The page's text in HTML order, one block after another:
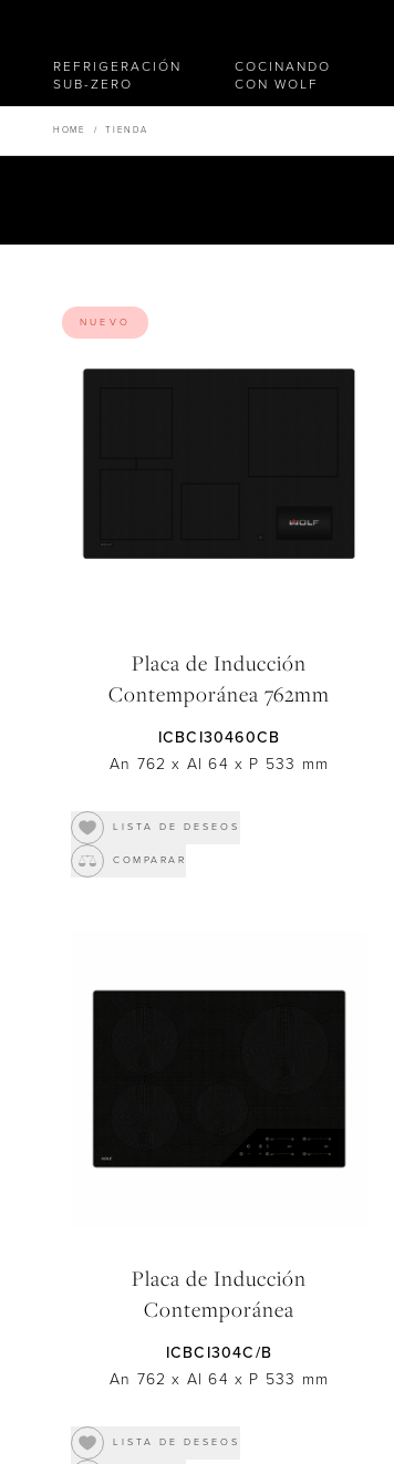
REFRIGERACIÓN
SUB-ZERO
COCINANDO
CON WOLF
HOME /TIENDA
Placa de Inducción
Contemporánea 762mm
ICBCI30460CB
An 762 x Al 64 x P 533 mm
LISTA DE DESEOS
COMPARAR
NUEVO
Placa de Inducción
Contemporánea
ICBCI304C/B
An 762 x Al 64 x P 533 mm
LISTA DE DESEOS